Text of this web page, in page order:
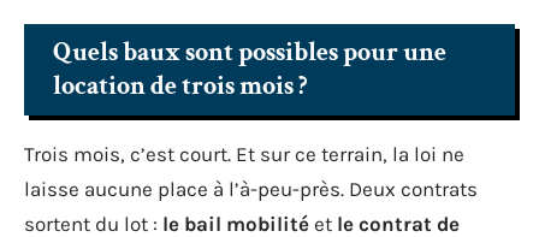
Quels baux sont possibles pour une
location de trois mois ?
Trois mois, c’est court. Et sur ce terrain, la loi ne
laisse aucune place à l’à-peu-près. Deux contrats
sortent du lot : le bail mobilité et le contrat de